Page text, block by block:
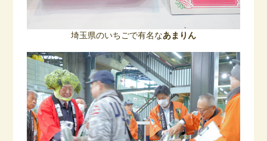
埼玉県のいちごで有名なあまりん